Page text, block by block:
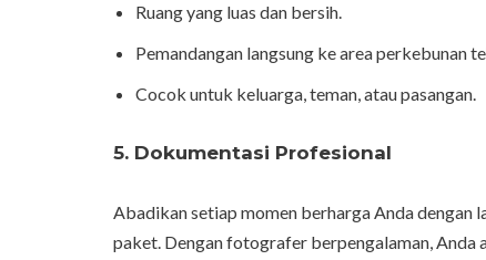
Ruang yang luas dan bersih.
Pemandangan langsung ke area perkebunan
Cocok untuk keluarga, teman, atau pasangan.
5. Dokumentasi Profesional
Abadikan setiap momen berharga Anda dengan
paket. Dengan fotografer berpengalaman, Anda